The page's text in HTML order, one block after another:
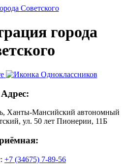
города
Адрес:
Ханты-Мансийский автономный
ул. 50 лет Пионерии, 11Б
+7 (34675) 7-89-56